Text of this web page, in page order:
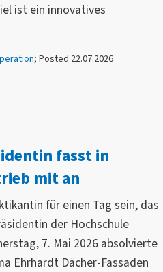
ist ein innovatives
; Posted 22.07.2026
fasst in
mit an
für einen Tag sein, das
der Hochschule
7. Mai 2026 absolvierte
Ehrhardt Dächer-Fassaden